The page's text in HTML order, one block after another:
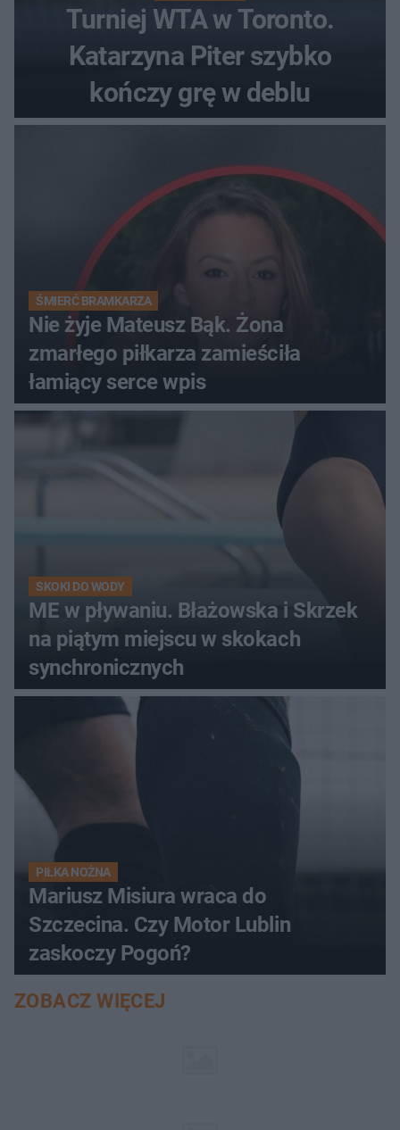
Turniej WTA w Toronto.
Katarzyna Piter szybko
kończy grę w deblu
ŚMIERĆ BRAMKARZA
Nie żyje Mateusz Bąk. Żona
zmarłego piłkarza zamieściła
łamiący serce wpis
SKOKI DO WODY
ME w pływaniu. Błażowska i Skrzek
na piątym miejscu w skokach
synchronicznych
PIŁKA NOŻNA
Mariusz Misiura wraca do
Szczecina. Czy Motor Lublin
zaskoczy Pogoń?
ZOBACZ WIĘCEJ